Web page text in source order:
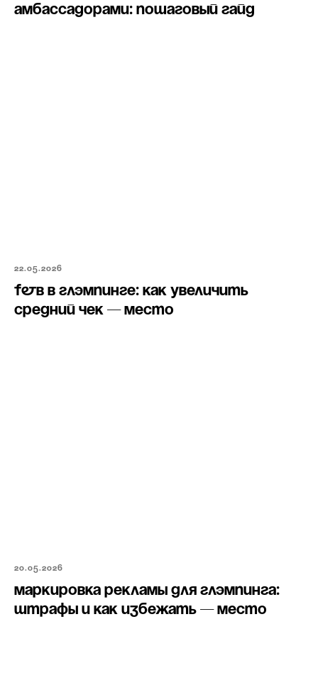
амбассадорами: пошаговый гайд
22.05.2026
F&B в глэмпинге: как увеличить
средний чек — МЕСТО
20.05.2026
Маркировка рекламы для глэмпинга:
штрафы и как избежать — МЕСТО